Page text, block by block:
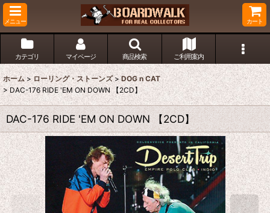
メニュー カート
カテゴリ マイページ 商品検索 ご利用案内
ホーム > ローリング・ストーンズ > DOG n CAT
> DAC-176 RIDE 'EM ON DOWN 【2CD】
DAC-176 RIDE 'EM ON DOWN 【2CD】